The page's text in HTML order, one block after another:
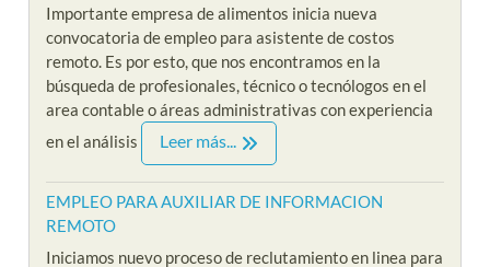
Importante empresa de alimentos inicia nueva
convocatoria de empleo para asistente de costos
remoto. Es por esto, que nos encontramos en la
búsqueda de profesionales, técnico o tecnólogos en el
area contable o áreas administrativas con experiencia
en el análisis
Leer más...
EMPLEO PARA AUXILIAR DE INFORMACION
REMOTO
Iniciamos nuevo proceso de reclutamiento en linea para